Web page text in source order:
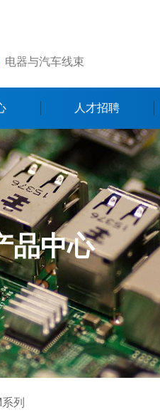
电器与汽车线束
人才招聘
品中心
列